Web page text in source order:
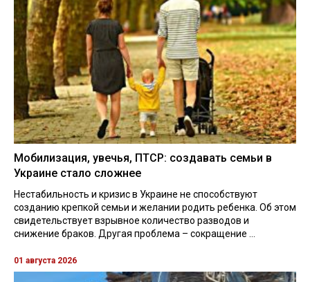
Мобилизация, увечья, ПТСР: создавать семьи в
Украине стало сложнее
Нестабильность и кризис в Украине не способствуют
созданию крепкой семьи и желании родить ребенка. Об этом
свидетельствует взрывное количество разводов и
снижение браков. Другая проблема – сокращение ...
01 августа 2026